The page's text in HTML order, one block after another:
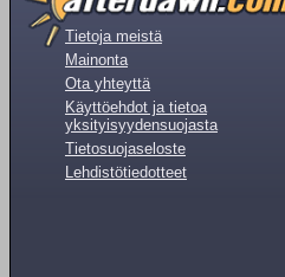
Tietoja meistä
Mainonta
Ota yhteyttä
Käyttöehdot ja tietoa
yksityisyydensuojasta
Tietosuojaseloste
Lehdistötiedotteet